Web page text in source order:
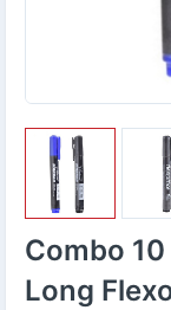
Combo
Long